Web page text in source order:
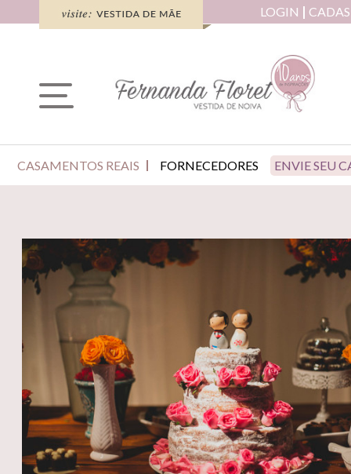
LOGIN
CASAMENTOS REAIS FORNECEDORES ENVIE SEU